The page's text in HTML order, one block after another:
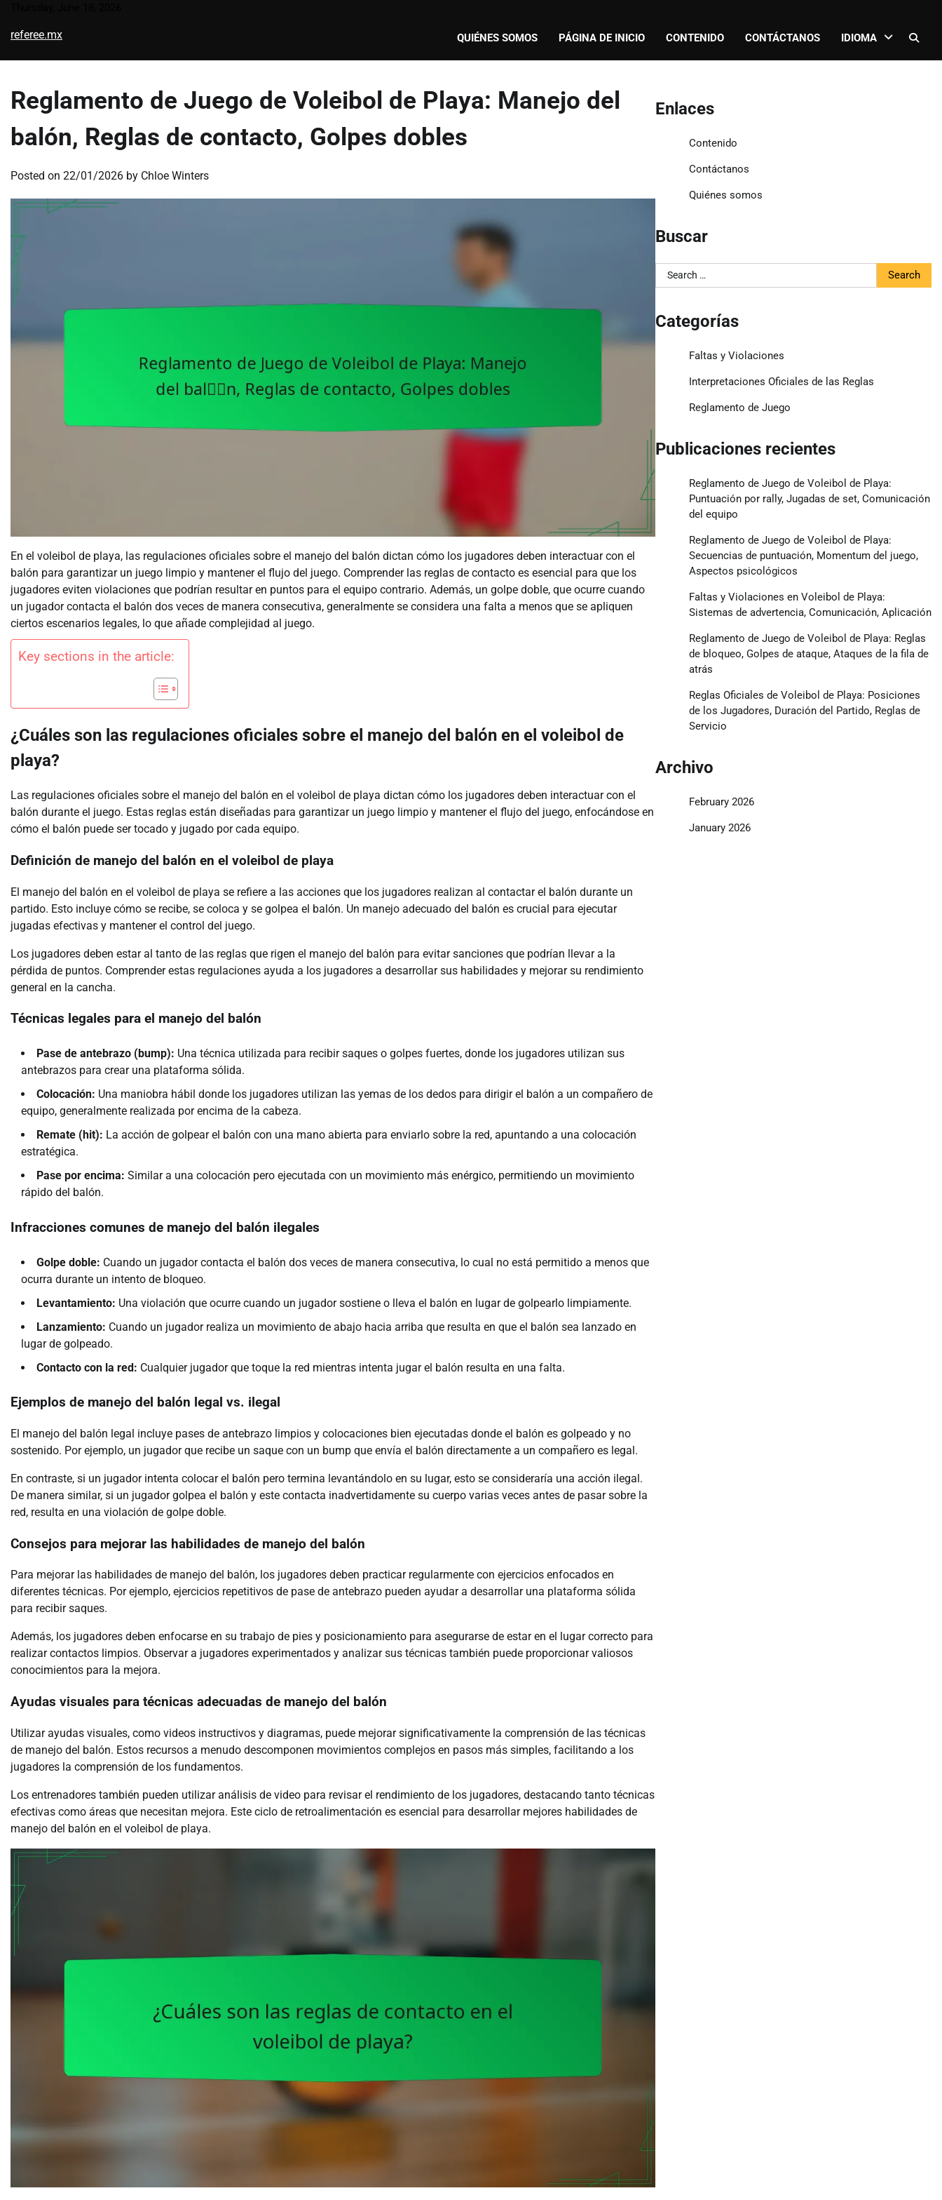
content
referee.mx QUIÉNES SOMOS PÁGINA DE INICIO CONTENIDO CONTÁCTANOS IDIOMA
Reglamento de Juego de Voleibol de Playa: Manejo del
balón, Reglas de contacto, Golpes dobles
Posted on 22/01/2026 by Chloe Winters
En el voleibol de playa, las regulaciones oficiales sobre el manejo del balón dictan cómo los jugadores deben interactuar con el
balón para garantizar un juego limpio y mantener el flujo del juego. Comprender las reglas de contacto es esencial para que los
jugadores eviten violaciones que podrían resultar en puntos para el equipo contrario. Además, un golpe doble, que ocurre cuando
un jugador contacta el balón dos veces de manera consecutiva, generalmente se considera una falta a menos que se apliquen
ciertos escenarios legales, lo que añade complejidad al juego.
Key sections in the article:
¿Cuáles son las regulaciones oficiales sobre el manejo del balón en el voleibol de
playa?
Las regulaciones oficiales sobre el manejo del balón en el voleibol de playa dictan cómo los jugadores deben interactuar con el
balón durante el juego. Estas reglas están diseñadas para garantizar un juego limpio y mantener el flujo del juego, enfocándose en
cómo el balón puede ser tocado y jugado por cada equipo.
Definición de manejo del balón en el voleibol de playa
El manejo del balón en el voleibol de playa se refiere a las acciones que los jugadores realizan al contactar el balón durante un
partido. Esto incluye cómo se recibe, se coloca y se golpea el balón. Un manejo adecuado del balón es crucial para ejecutar
jugadas efectivas y mantener el control del juego.
Los jugadores deben estar al tanto de las reglas que rigen el manejo del balón para evitar sanciones que podrían llevar a la
pérdida de puntos. Comprender estas regulaciones ayuda a los jugadores a desarrollar sus habilidades y mejorar su rendimiento
general en la cancha.
Técnicas legales para el manejo del balón
Pase de antebrazo (bump): Una técnica utilizada para recibir saques o golpes fuertes, donde los jugadores utilizan sus
antebrazos para crear una plataforma sólida.
Colocación: Una maniobra hábil donde los jugadores utilizan las yemas de los dedos para dirigir el balón a un compañero de
equipo, generalmente realizada por encima de la cabeza.
Remate (hit): La acción de golpear el balón con una mano abierta para enviarlo sobre la red, apuntando a una colocación
estratégica.
Pase por encima: Similar a una colocación pero ejecutada con un movimiento más enérgico, permitiendo un movimiento
rápido del balón.
Infracciones comunes de manejo del balón ilegales
Golpe doble: Cuando un jugador contacta el balón dos veces de manera consecutiva, lo cual no está permitido a menos que
ocurra durante un intento de bloqueo.
Levantamiento: Una violación que ocurre cuando un jugador sostiene o lleva el balón en lugar de golpearlo limpiamente.
Lanzamiento: Cuando un jugador realiza un movimiento de abajo hacia arriba que resulta en que el balón sea lanzado en
lugar de golpeado.
Contacto con la red: Cualquier jugador que toque la red mientras intenta jugar el balón resulta en una falta.
Ejemplos de manejo del balón legal vs. ilegal
El manejo del balón legal incluye pases de antebrazo limpios y colocaciones bien ejecutadas donde el balón es golpeado y no
sostenido. Por ejemplo, un jugador que recibe un saque con un bump que envía el balón directamente a un compañero es legal.
En contraste, si un jugador intenta colocar el balón pero termina levantándolo en su lugar, esto se consideraría una acción ilegal.
De manera similar, si un jugador golpea el balón y este contacta inadvertidamente su cuerpo varias veces antes de pasar sobre la
red, resulta en una violación de golpe doble.
Consejos para mejorar las habilidades de manejo del balón
Para mejorar las habilidades de manejo del balón, los jugadores deben practicar regularmente con ejercicios enfocados en
diferentes técnicas. Por ejemplo, ejercicios repetitivos de pase de antebrazo pueden ayudar a desarrollar una plataforma sólida
para recibir saques.
Además, los jugadores deben enfocarse en su trabajo de pies y posicionamiento para asegurarse de estar en el lugar correcto para
realizar contactos limpios. Observar a jugadores experimentados y analizar sus técnicas también puede proporcionar valiosos
conocimientos para la mejora.
Ayudas visuales para técnicas adecuadas de manejo del balón
Utilizar ayudas visuales, como videos instructivos y diagramas, puede mejorar significativamente la comprensión de las técnicas
de manejo del balón. Estos recursos a menudo descomponen movimientos complejos en pasos más simples, facilitando a los
jugadores la comprensión de los fundamentos.
Los entrenadores también pueden utilizar análisis de video para revisar el rendimiento de los jugadores, destacando tanto técnicas
efectivas como áreas que necesitan mejora. Este ciclo de retroalimentación es esencial para desarrollar mejores habilidades de
manejo del balón en el voleibol de playa.
Enlaces
Contenido
Contáctanos
Quiénes somos
Buscar
Search
for:
Categorías
Faltas y Violaciones
Interpretaciones Oficiales de las Reglas
Reglamento de Juego
Publicaciones recientes
Reglamento de Juego de Voleibol de Playa:
Puntuación por rally, Jugadas de set, Comunicación
del equipo
Reglamento de Juego de Voleibol de Playa:
Secuencias de puntuación, Momentum del juego,
Aspectos psicológicos
Faltas y Violaciones en Voleibol de Playa:
Sistemas de advertencia, Comunicación, Aplicación
Reglamento de Juego de Voleibol de Playa: Reglas
de bloqueo, Golpes de ataque, Ataques de la fila de
atrás
Reglas Oficiales de Voleibol de Playa: Posiciones
de los Jugadores, Duración del Partido, Reglas de
Servicio
Archivo
February 2026
January 2026